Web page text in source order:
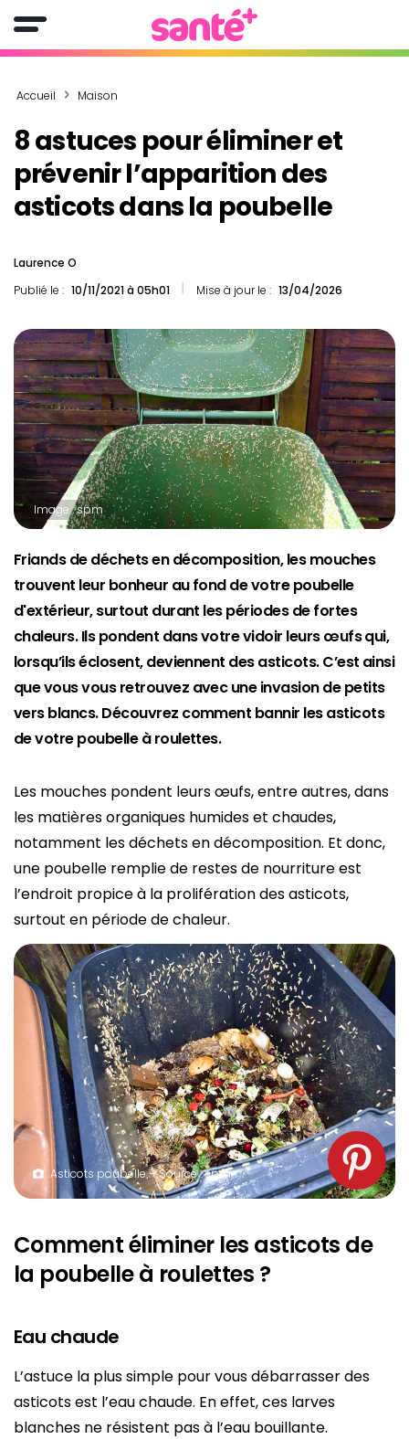
Accueil Maison
8 astuces pour éliminer et
prévenir l’apparition des
asticots dans la poubelle
Laurence O
Publié le : 10/11/2021 à 05h01 Mise à jour le : 13/04/2026
Image : spm
Friands de déchets en décomposition, les mouches
trouvent leur bonheur au fond de votre poubelle
d'extérieur, surtout durant les périodes de fortes
chaleurs. Ils pondent dans votre vidoir leurs œufs qui,
lorsqu’ils éclosent, deviennent des asticots. C’est ainsi
que vous vous retrouvez avec une invasion de petits
vers blancs. Découvrez comment bannir les asticots
de votre poubelle à roulettes.
Les mouches pondent leurs œufs, entre autres, dans
les matières organiques humides et chaudes,
notamment les déchets en décomposition. Et donc,
une poubelle remplie de restes de nourriture est
l’endroit propice à la prolifération des asticots,
surtout en période de chaleur.
Asticots poubelle – Source : spm
Comment éliminer les asticots de
la poubelle à roulettes ?
Eau chaude
L’astuce la plus simple pour vous débarrasser des
asticots est l’eau chaude. En effet, ces larves
blanches ne résistent pas à l’eau bouillante.